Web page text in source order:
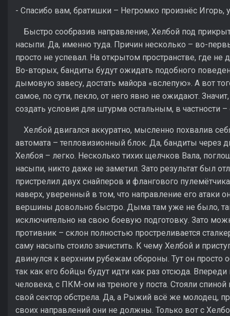
- Спасибо вам, братишки – Негромко произнёс Игорь,
Быстро сообразив направление, Хелбой под
насыпи. Да, именно туда. Причин несколько – во-
просто не успевал. На открытом пространстве, где не
Во-вторых, бандиты будут ожидать подобного
дымовую завесу, достать майора «вслепую». А вот
самое, по сути, пекло, от него явно не ожидают.
создать условия для штурма остальным, в частности
Хелбой двигался аккуратно, мысленно похвалив
автомата – тепловизионный блок. Да, бандиты через
Хелбоя – легко. Несколько тихих щелчков Вала,
насыпи, никто даже не заметил. Зато результат был
пристрелил двух снайперов и флангового
наверх, уверенный в том, что направление его атаки
вершины довольно быстро. Дыма там уже не было,
исключительно на свою боевую подготовку. Зато
противник – склон полностью простреливается
саму насыпь стоило зачистить. К чему Хелбой и
двинулся к верхним рубежам обороны. Тут он просто
так как его бойцы будут идти как раз отсюда.
человека, с ПКМ-ом на треноге у поста. Стояли
свой сектор обстрела. Да, а Рыжий всё же молодец,
своих направлений они не должны. Только вот с